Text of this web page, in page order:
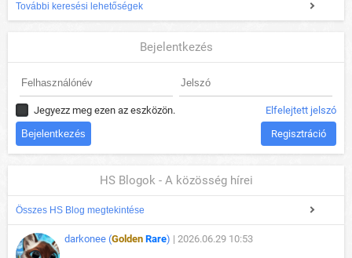
További keresési lehetőségek
Bejelentkezés
Jegyezz meg ezen az eszközön. Elfelejtett jelszó
Regisztráció
HS Blogok - A közösség hírei
Összes HS Blog megtekintése
darkonee (Golden Rare) | 2026.06.29 10:53